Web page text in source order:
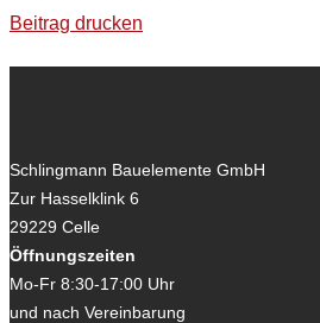
Beitrag drucken
Schlingmann Bauelemente GmbH
Zur Hasselklink 6
29229 Celle
Öffnungszeiten
Mo-Fr 8:30-17:00 Uhr
und nach Vereinbarung